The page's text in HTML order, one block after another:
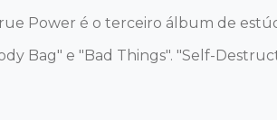
Power é o terceiro álbum de
Bag" e "Bad Things". "Self-